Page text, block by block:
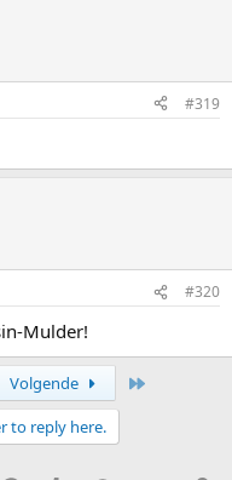
#319
#320
Mulder!
Volgende
to reply here.